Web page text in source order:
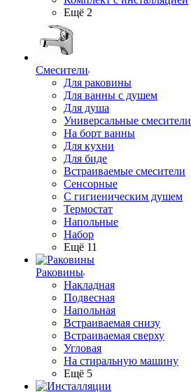
Ещё 2
Смесители
Для раковины
Для ванны с душем
Для душа
Универсальные смесители
На борт ванны
Для кухни
Для биде
Встраиваемые смесители
Сенсорные
С гигиеническим душем
Термостат
Напольные
Набор
Ещё 11
Раковины
Накладная
Подвесная
Напольная
Встраиваемая снизу
Встраиваемая сверху
Угловая
На стиральную машину
Ещё 5